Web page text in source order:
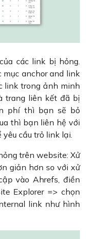
các link bị hỏng.
anchor and link
link trong ảnh minh
trang liên kết đã bị
phí thì bạn sẽ bỏ
thì bạn liên hệ với
cầu trỏ link lại.
trên website: Xử
giản hơn so với xử
vào Ahrefs, điền
Explorer => chọn
link như hình